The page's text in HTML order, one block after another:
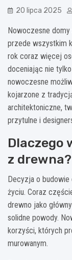
20 lipca 2025
Nowoczesne
przede wszystkim
rok coraz więcej
doceniając nie
nowoczesne
kojarzone z
architektoniczne,
przytulne i
Dlaczego
z drewna?
Decyzja o
życiu. Coraz
drewno jako
solidne powody.
korzyści, których
murowanym.